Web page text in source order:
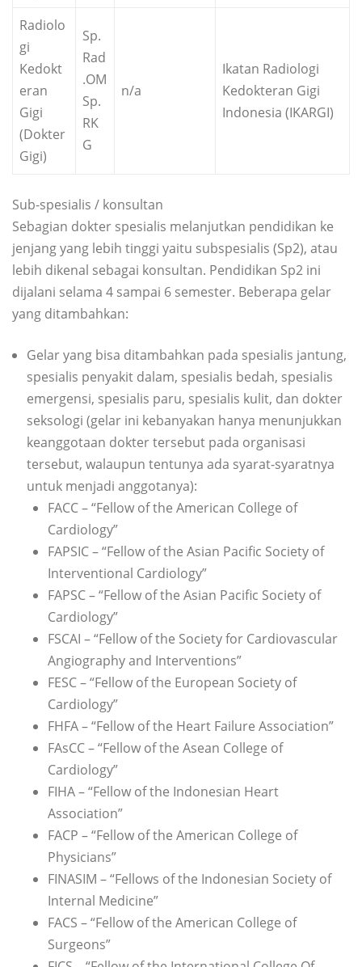
Radiolo
gi
Kedokt
eran
Gigi
(Dokter
Gigi)
Sp.
Rad
.OM
Sp.
RK
G
n/a
Ikatan Radiologi
Kedokteran Gigi
Indonesia (IKARGI)
Sub-spesialis / konsultan
Sebagian dokter spesialis melanjutkan pendidikan ke
jenjang yang lebih tinggi yaitu subspesialis (Sp2), atau
lebih dikenal sebagai konsultan. Pendidikan Sp2 ini
dijalani selama 4 sampai 6 semester. Beberapa gelar
yang ditambahkan:
Gelar yang bisa ditambahkan pada spesialis jantung,
spesialis penyakit dalam, spesialis bedah, spesialis
emergensi, spesialis paru, spesialis kulit, dan dokter
seksologi (gelar ini kebanyakan hanya menunjukkan
keanggotaan dokter tersebut pada organisasi
tersebut, walaupun tentunya ada syarat-syaratnya
untuk menjadi anggotanya):
FACC – “Fellow of the American College of
Cardiology”
FAPSIC – “Fellow of the Asian Pacific Society of
Interventional Cardiology”
FAPSC – “Fellow of the Asian Pacific Society of
Cardiology”
FSCAI – “Fellow of the Society for Cardiovascular
Angiography and Interventions”
FESC – “Fellow of the European Society of
Cardiology”
FHFA – “Fellow of the Heart Failure Association”
FAsCC – “Fellow of the Asean College of
Cardiology”
FIHA – “Fellow of the Indonesian Heart
Association”
FACP – “Fellow of the American College of
Physicians”
FINASIM – “Fellows of the Indonesian Society of
Internal Medicine”
FACS – “Fellow of the American College of
Surgeons”